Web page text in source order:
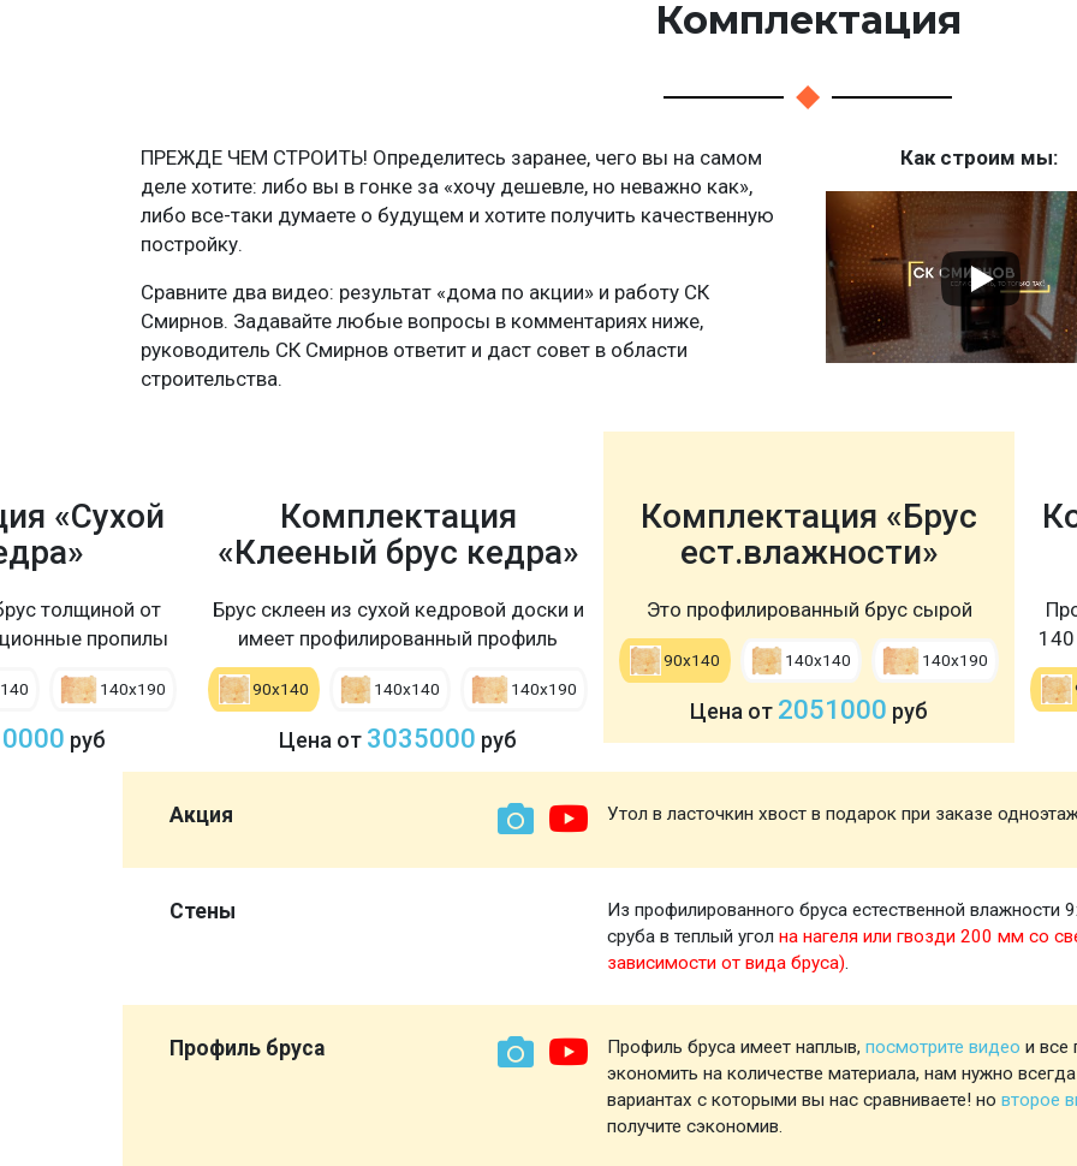
Комплектация
ПРЕЖДЕ ЧЕМ СТРОИТЬ! Определитесь заранее, чего вы на самом
деле хотите: либо вы в гонке за «хочу дешевле, но неважно как»,
либо все-таки думаете о будущем и хотите получить качественную
постройку.
Сравните два видео: результат «дома по акции» и работу СК
Смирнов. Задавайте любые вопросы в комментариях ниже,
руководитель СК Смирнов ответит и даст совет в области
строительства.
Как строим мы:
«Сухой
толщиной от
пропилы
140х190
руб
Комплектация
«Клееный брус кедра»
Брус склеен из сухой кедровой доски и
имеет профилированный профиль
90х140 140х140 140х190
Цена от 3035000 руб
Комплектация «Брус
ест.влажности»
Это профилированный брус сырой
90х140 140х140 140х190
Цена от 2051000 руб
Акция Утол в ласточкин хвост в подарок при заказе
Стены
Из профилированного бруса естественной
сруба в теплый угол на нагеля или гвозди 200 мм со
зависимости от вида бруса).
Профиль бруса Профиль бруса имеет наплыв, посмотрите видео и все
экономить на количестве материала, нам нужно
вариантах с которыми вы нас сравниваете! но второе
получите сэкономив.